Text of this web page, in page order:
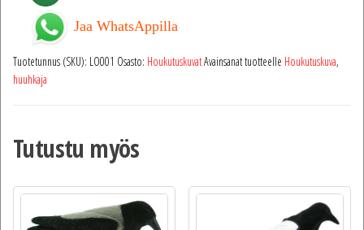
Jaa WhatsAppilla
Tuotetunnus (SKU): LO001 Osasto: HoukutuskuvatAvainsanat tuotteelle Houkutuskuva,
huuhkaja
Tutustu myös